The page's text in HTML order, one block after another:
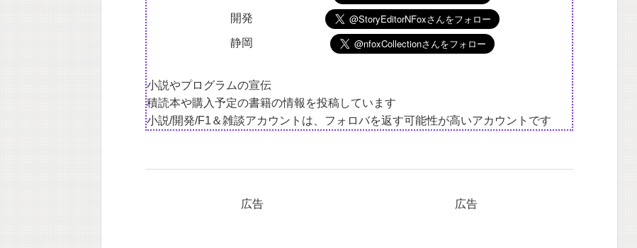
開発
静岡
小説やプログラムの宣伝
積読本や購入予定の書籍の情報を投稿しています
小説/開発/F1＆雑談アカウントは、フォロバを返す可能性が高いアカウントです
広告 広告